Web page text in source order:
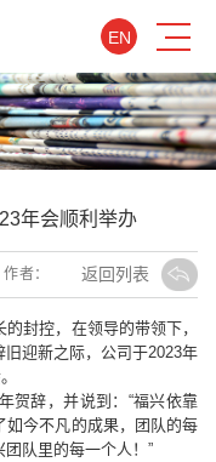
EN
年会顺利举办
作者： 返回列表
封控， 在领导的带领下，
旧迎新之际，公司于2023年
贺辞，并说到：“福兴依靠
如今不凡的成果，团队的每
队里的每一个人！”